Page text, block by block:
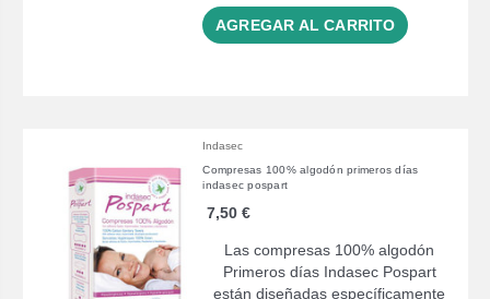
AGREGAR AL CARRITO
Indasec
Compresas 100% algodón primeros días
indasec pospart
7,50 €
Las compresas 100% algodón
Primeros días Indasec Pospart
están diseñadas específicamente